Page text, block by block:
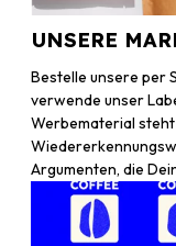
UNSERE
Bestelle unsere per
verwende unser
Werbematerial
Argumenten, die